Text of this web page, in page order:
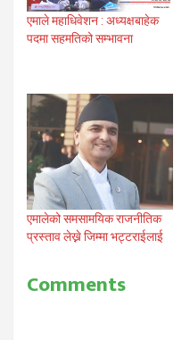
एमाले महाधिवेशन : अध्यक्षबाहेक
पदमा सहमतिको सम्भावना
एमालेको समसामयिक राजनीतिक
प्रस्ताव लेख्ने जिम्मा भट्टराईलाई
Comments